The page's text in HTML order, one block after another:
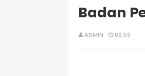
Badan
ADMIN 00:59